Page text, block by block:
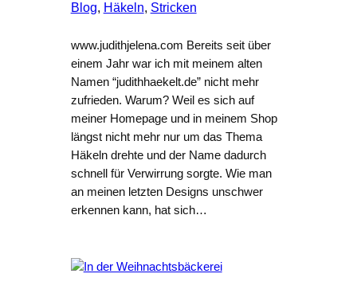
Blog, Häkeln, Stricken
www.judithjelena.com Bereits seit über
einem Jahr war ich mit meinem alten
Namen “judithhaekelt.de” nicht mehr
zufrieden. Warum? Weil es sich auf
meiner Homepage und in meinem Shop
längst nicht mehr nur um das Thema
Häkeln drehte und der Name dadurch
schnell für Verwirrung sorgte. Wie man
an meinen letzten Designs unschwer
erkennen kann, hat sich…